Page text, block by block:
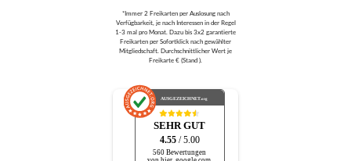
*Immer 2 Freikarten per Auslosung nach
Verfügbarkeit, je nach Interessen in der Regel
1-3 mal pro Monat. Dazu bis 3x2 garantierte
Freikarten per Sofortklick nach gewählter
Mitgliedschaft. Durchschnittlicher Wert je
Freikarte € (Stand ).
AUSGEZEICHNET.org
SEHR GUT
4.55 / 5.00
560 Bewertungen